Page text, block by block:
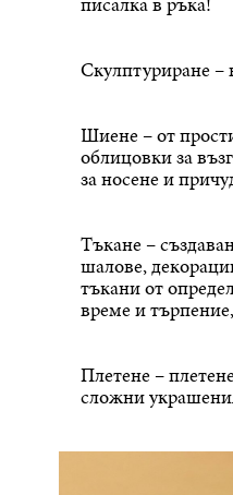
Скулптуриране –
Шиене – от
облицовки за
за носене и
Тъкане –
шалове,
тъкани от
време и
Плетене –
сложни